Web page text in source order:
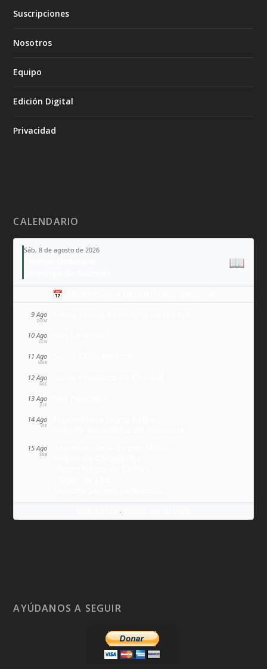
Suscripciones
Nosotros
Equipo
Edición Digital
Privacidad
CALENDARIO
Sáb, 8 de agosto de 2026
📖
📅 Añade todo a tu calendario personal
9 Ago
DOM
10 Ago
LUN
11 Ago
MAR
12 Ago
MIÉ
13 Ago
JUE
14 Ago
VIE
15 Ago
SÁB
·
AYÚDANOS A SEGUIR